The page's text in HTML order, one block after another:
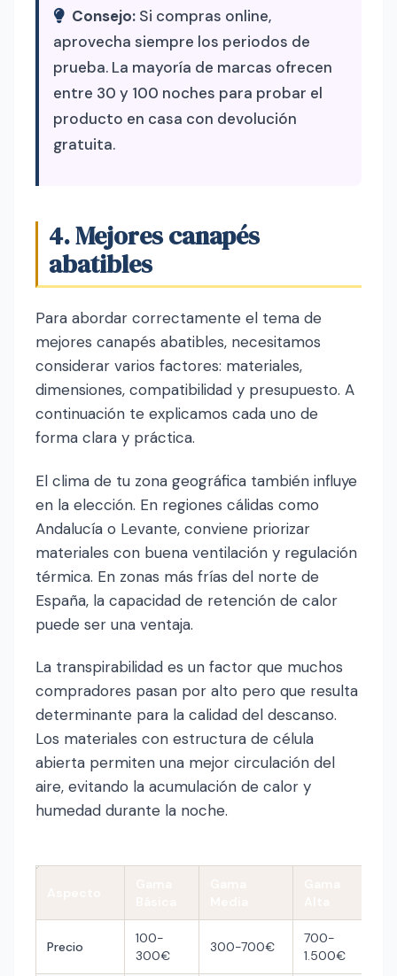
Consejo: Si compras online,
aprovecha siempre los periodos de
prueba. La mayoría de marcas ofrecen
entre 30 y 100 noches para probar el
producto en casa con devolución
gratuita.
4. Mejores canapés
abatibles
Para abordar correctamente el tema de
mejores canapés abatibles, necesitamos
considerar varios factores: materiales,
dimensiones, compatibilidad y presupuesto. A
continuación te explicamos cada uno de
forma clara y práctica.
El clima de tu zona geográfica también influye
en la elección. En regiones cálidas como
Andalucía o Levante, conviene priorizar
materiales con buena ventilación y regulación
térmica. En zonas más frías del norte de
España, la capacidad de retención de calor
puede ser una ventaja.
La transpirabilidad es un factor que muchos
compradores pasan por alto pero que resulta
determinante para la calidad del descanso.
Los materiales con estructura de célula
abierta permiten una mejor circulación del
aire, evitando la acumulación de calor y
humedad durante la noche.
Precio
100-
300€
300-700€
700-
1.500€